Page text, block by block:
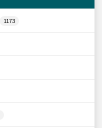
1173
odabrati